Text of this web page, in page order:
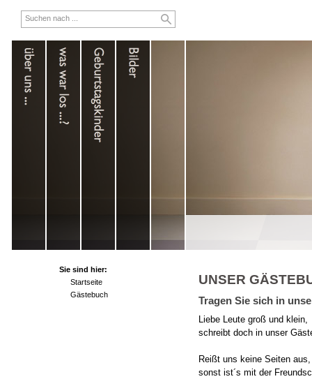
Sie sind hier:
Startseite
Gästebuch
UNSER
Tragen Sie sich in
Liebe Leute groß und klein,
schreibt doch in unser
Reißt uns keine Seiten aus,
sonst ist´s mit der